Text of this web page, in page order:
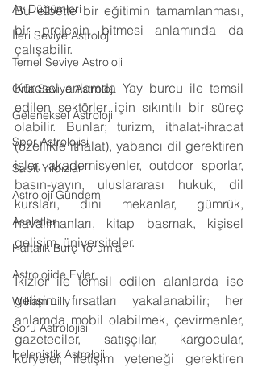
Ay Düğümleri
İleri Seviye Astroloji
Temel Seviye Astroloji
Orta Seviye Astroloji
Geleneksel Astroloji
Spor Astrolojisi
Sabit Yıldızlar
Astroloji Gündemi
Asaletler
Haftalık Burç Yorumları
Astrolojide Evler
William Lilly
Soru Astrolojisi
Helenistik Astroloji
Bu elbette bir eğitimin tamamlanması,
bir projenin bitmesi anlamında da
çalışabilir.
Küresel anlamda Yay burcu ile temsil
edilen sektörler için sıkıntılı bir süreç
olabilir. Bunlar; turizm, ithalat-ihracat
(özellikle ithalat), yabancı dil gerektiren
işler, akademisyenler, outdoor sporlar,
basın-yayın, uluslararası hukuk, dil
kursları, dini mekanlar, gümrük,
havalimanları, kitap basmak, kişisel
gelişim, üniversiteler.
İkizler ile temsil edilen alanlarda ise
gelişim fırsatları yakalanabilir; her
anlamda mobil olabilmek, çevirmenler,
gazeteciler, satışçılar, kargocular,
kuryeler, iletişim yeteneği gerektiren